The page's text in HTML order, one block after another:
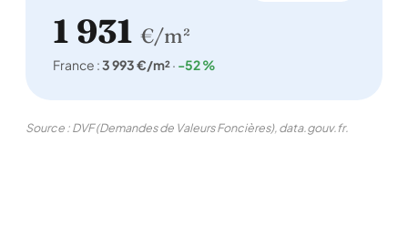
1 931 €/m²
France :3 993 €/m²· -52 %
Source : DVF (Demandes de Valeurs Foncières), data.gouv.fr.